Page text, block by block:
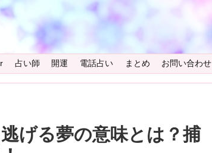
占い師 開運 電話占い まとめ お問い合わせ
げる夢の意味とは？捕